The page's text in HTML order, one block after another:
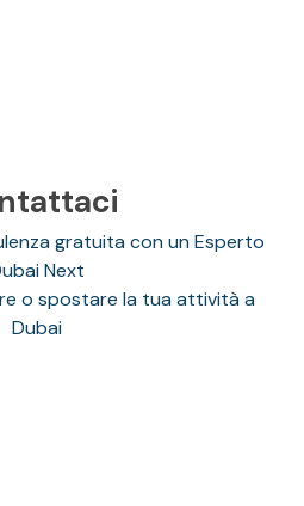
gratuita con un Esperto
Next
o spostare la tua attività a
Dubai